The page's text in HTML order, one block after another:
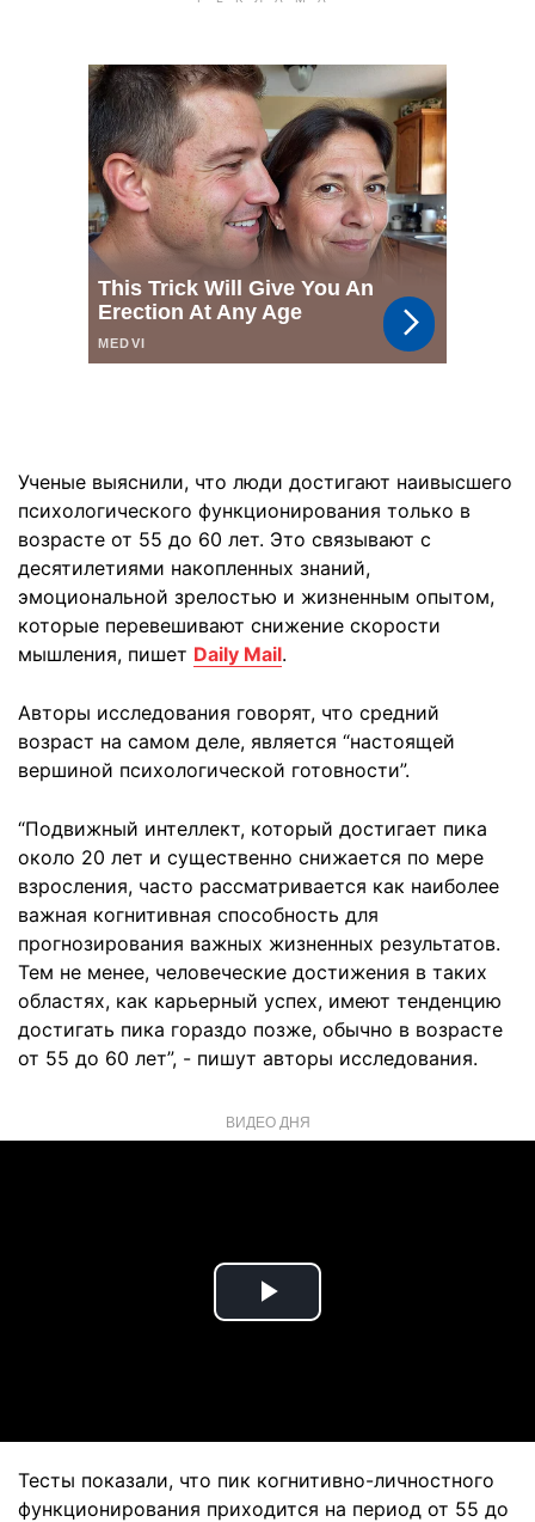
Ученые выяснили, что люди достигают наивысшего
психологического функционирования только в
возрасте от 55 до 60 лет. Это связывают с
десятилетиями накопленных знаний,
эмоциональной зрелостью и жизненным опытом,
которые перевешивают снижение скорости
мышления, пишет Daily Mail.
Авторы исследования говорят, что средний
возраст на самом деле, является “настоящей
вершиной психологической готовности”.
“Подвижный интеллект, который достигает пика
около 20 лет и существенно снижается по мере
взросления, часто рассматривается как наиболее
важная когнитивная способность для
прогнозирования важных жизненных результатов.
Тем не менее, человеческие достижения в таких
областях, как карьерный успех, имеют тенденцию
достигать пика гораздо позже, обычно в возрасте
от 55 до 60 лет”, - пишут авторы исследования.
ВИДЕО ДНЯ
Play
Тесты показали, что пик когнитивно-личностного
функционирования приходится на период от 55 до